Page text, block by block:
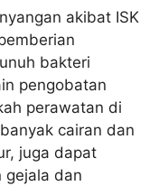
akibat ISK
bakteri
pengobatan
perawatan di
cairan dan
juga dapat
gejala dan